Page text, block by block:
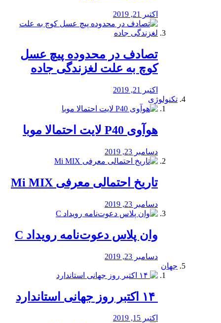
اکتبر 21, 2019
تصادف در محدوده پیچ عسل
کوچ به علت لغزندگی جاده
اکتبر 21, 2019
تکنولوژی
هوآوی P40 لایت احتمالا موبا
دسامبر 23, 2019
تاریخ احتمالی معرفی Mi MIX
دسامبر 23, 2019
وان پلاس دعوت‌نامه رویداد C
دسامبر 23, 2019
جهان
اکتبر 15, 2019